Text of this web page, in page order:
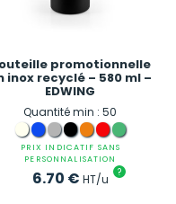
promotionnelle
inox recyclé – 580 ml –
EDWING
Quantité min : 50
PRIX INDICATIF SANS
PERSONNALISATION
6.70 € HT/u ?